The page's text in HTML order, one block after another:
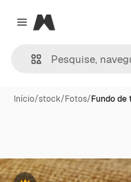
Close menu
Magnific
Início/stock/Fotos/Fundo de